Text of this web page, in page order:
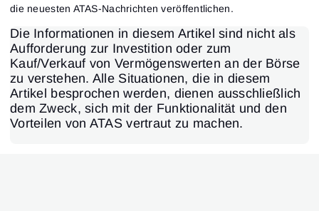
die neuesten ATAS-Nachrichten veröffentlichen.
Die Informationen in diesem Artikel sind nicht als
Aufforderung zur Investition oder zum
Kauf/Verkauf von Vermögenswerten an der Börse
zu verstehen. Alle Situationen, die in diesem
Artikel besprochen werden, dienen ausschließlich
dem Zweck, sich mit der Funktionalität und den
Vorteilen von ATAS vertraut zu machen.